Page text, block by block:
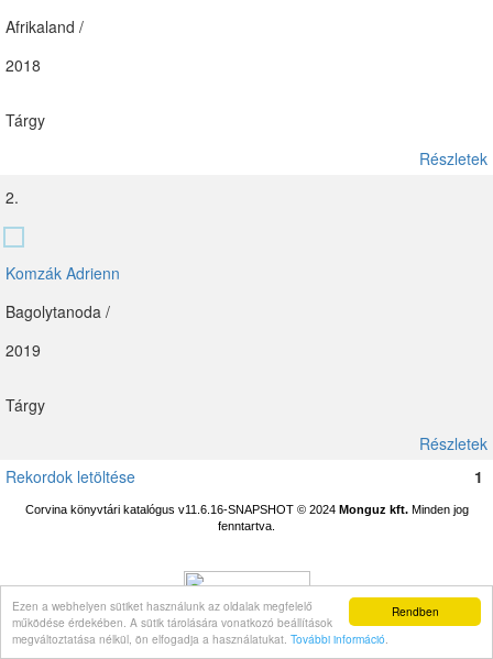
Rendben
Ezen a webhelyen sütiket használunk az oldalak megfelelő
működése érdekében. A sütik tárolására vonatkozó beállítások
megváltoztatása nélkül, ön elfogadja a használatukat. További információ.
Afrikaland /
2018
Tárgy
Részletek
2.
Komzák Adrienn
Bagolytanoda /
2019
Tárgy
Részletek
Rekordok letöltése
1
Corvina könyvtári katalógus v11.6.16-SNAPSHOT© 2024 Monguz kft.Minden jog
fenntartva.